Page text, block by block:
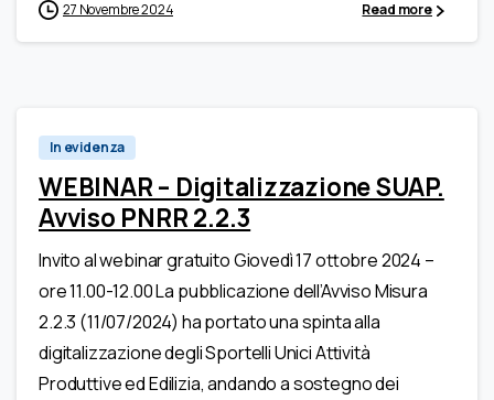
27 Novembre 2024 Read more
In evidenza
WEBINAR – Digitalizzazione SUAP.
Avviso PNRR 2.2.3
Invito al webinar gratuito Giovedì 17 ottobre 2024 –
ore 11.00-12.00 La pubblicazione dell’Avviso Misura
2.2.3 (11/07/2024) ha portato una spinta alla
digitalizzazione degli Sportelli Unici Attività
Produttive ed Edilizia, andando a sostegno dei